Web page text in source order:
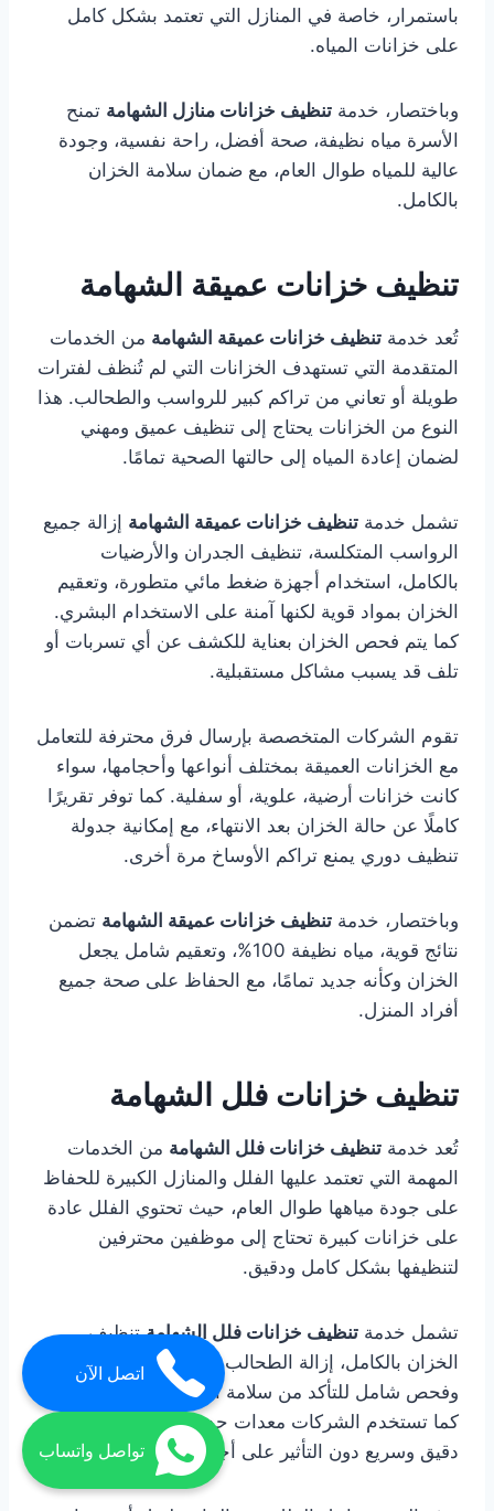
باستمرار، خاصة في المنازل التي تعتمد بشكل كامل
على خزانات المياه.
وباختصار، خدمة تنظيف خزانات منازل الشهامة تمنح
الأسرة مياه نظيفة، صحة أفضل، راحة نفسية، وجودة
عالية للمياه طوال العام، مع ضمان سلامة الخزان
بالكامل.
تنظيف خزانات عميقة الشهامة
تُعد خدمة تنظيف خزانات عميقة الشهامة من الخدمات
المتقدمة التي تستهدف الخزانات التي لم تُنظف لفترات
طويلة أو تعاني من تراكم كبير للرواسب والطحالب. هذا
النوع من الخزانات يحتاج إلى تنظيف عميق ومهني
لضمان إعادة المياه إلى حالتها الصحية تمامًا.
تشمل خدمة تنظيف خزانات عميقة الشهامة إزالة جميع
الرواسب المتكلسة، تنظيف الجدران والأرضيات
بالكامل، استخدام أجهزة ضغط مائي متطورة، وتعقيم
الخزان بمواد قوية لكنها آمنة على الاستخدام البشري.
كما يتم فحص الخزان بعناية للكشف عن أي تسربات أو
تلف قد يسبب مشاكل مستقبلية.
تقوم الشركات المتخصصة بإرسال فرق محترفة للتعامل
مع الخزانات العميقة بمختلف أنواعها وأحجامها، سواء
كانت خزانات أرضية، علوية، أو سفلية. كما توفر تقريرًا
كاملًا عن حالة الخزان بعد الانتهاء، مع إمكانية جدولة
تنظيف دوري يمنع تراكم الأوساخ مرة أخرى.
وباختصار، خدمة تنظيف خزانات عميقة الشهامة تضمن
نتائج قوية، مياه نظيفة 100%، وتعقيم شامل يجعل
الخزان وكأنه جديد تمامًا، مع الحفاظ على صحة جميع
أفراد المنزل.
تنظيف خزانات فلل الشهامة
تُعد خدمة تنظيف خزانات فلل الشهامة من الخدمات
المهمة التي تعتمد عليها الفلل والمنازل الكبيرة للحفاظ
على جودة مياهها طوال العام، حيث تحتوي الفلل عادة
على خزانات كبيرة تحتاج إلى موظفين محترفين
لتنظيفها بشكل كامل ودقيق.
تشمل خدمة تنظيف خزانات فلل الشهامةتنظيف
الخزان بالكامل، إزالة الطحالب والرواسب، تعقيم قوي،
وفحص شامل للتأكد من سلامة الخزان وجودة المياه.
كما تستخدم الشركات معدات حديثة تضمن تنظيف
دقيق وسريع دون التأثير على أجزاء الخزان.
اتصل الآن
تواصل واتساب